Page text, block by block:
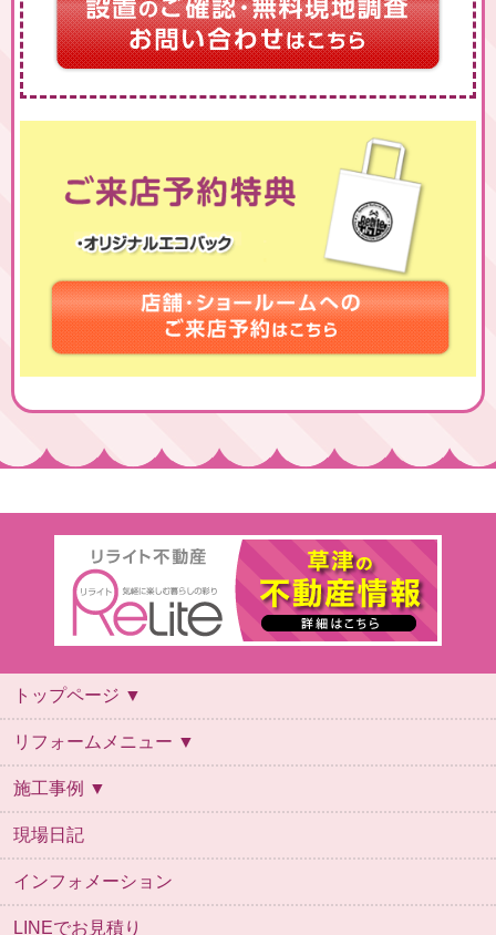
トップページ ▼
トップページ
会社概要
スタッフ紹介
ご利用案内
よくあるご質問
リフォームの流れ
保証について
お問い合わせ
ご来店予約
リフォームメニュー ▼
リフォームメニュー
キッチン
お風呂
トイレ
洗面台
施工事例 ▼
施工事例
お風呂
キッチン
デザインリフォーム
トイレ
リビング・内装
全面改装
外壁
外構
洗面
給湯器
自然素材
その他
現場日記
インフォメーション
LINEでお見積り